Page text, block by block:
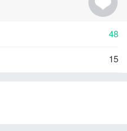
48
15